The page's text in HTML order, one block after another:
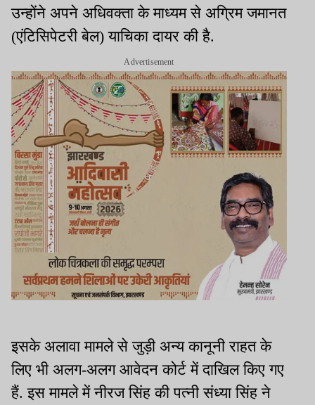
उन्होंने अपने अधिवक्ता के माध्यम से अग्रिम जमानत
(एंटिसिपेटरी बेल) याचिका दायर की है.
Advertisement
इसके अलावा मामले से जुड़ी अन्य कानूनी राहत के
लिए भी अलग-अलग आवेदन कोर्ट में दाखिल किए गए
हैं. इस मामले में नीरज सिंह की पत्नी संध्या सिंह ने